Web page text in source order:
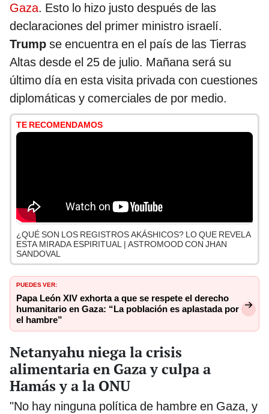
Gaza. Esto lo hizo justo después de las
declaraciones del primer ministro israelí.
Trump se encuentra en el país de las Tierras
Altas desde el 25 de julio. Mañana será su
último día en esta visita privada con cuestiones
diplomáticas y comerciales de por medio.
TE RECOMENDAMOS
¿QUÉ SON LOS REGISTROS AKÁSHICOS? LO QUE REVELA
ESTA MIRADA ESPIRITUAL | ASTROMOOD CON JHAN
SANDOVAL
PUEDES VER:
Papa León XIV exhorta a que se respete el derecho
humanitario en Gaza: “La población es aplastada por
el hambre”
Netanyahu niega la crisis
alimentaria en Gaza y culpa a
Hamás y a la ONU
"No hay ninguna política de hambre en Gaza, y